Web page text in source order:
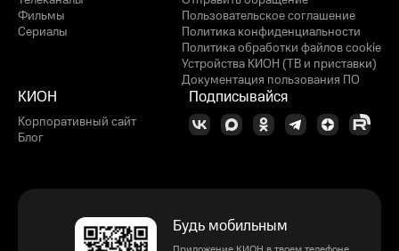
Фильмы
Сериалы
Пользовательское соглашение
Политика конфиденциальности
Политика обработки файлов cookie
Устройства КИОН (ТВ и приставки)
Документация пользования ПО
КИОН
Корпоративный сайт
Блог
Подписывайся
Будь мобильным